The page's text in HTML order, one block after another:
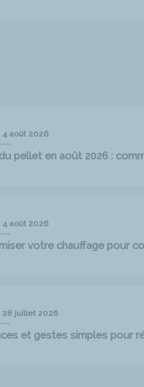
4 août 2026
pellet en août 2026 :
4 août 2026
votre chauffage pour
28 juillet 2026
et gestes simples pour